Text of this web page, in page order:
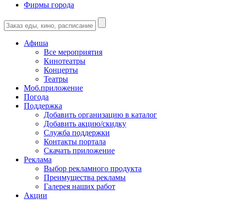
Фирмы города
Афиша
Все мероприятия
Кинотеатры
Концерты
Театры
Моб.приложение
Погода
Поддержка
Добавить организацию в каталог
Добавить акцию/скидку
Служба поддержки
Контакты портала
Скачать приложение
Реклама
Выбор рекламного продукта
Преимущества рекламы
Галерея наших работ
Акции